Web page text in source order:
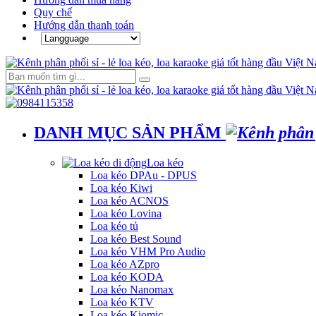
Quy chế
Hướng dẫn thanh toán
DANH MỤC SẢN PHẨM
Loa kéo
Loa kéo DPAu - DPUS
Loa kéo Kiwi
Loa kéo ACNOS
Loa kéo Lovina
Loa kéo tủ
Loa kéo Best Sound
Loa kéo VHM Pro Audio
Loa kéo AZpro
Loa kéo KODA
Loa kéo Nanomax
Loa kéo KTV